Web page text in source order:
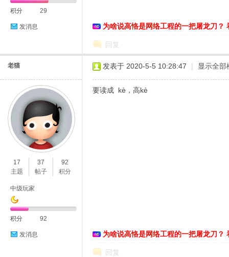
积分 29
发消息 为啥说高恪是网络工程的一把屠龙刀？
回复
老猫
17
主题
37
帖子
92
积分
中级玩家
积分 92
发消息
发表于 2020-5-5 10:28:47 | 显示全部
要读成 kè，高kè
为啥说高恪是网络工程的一把屠龙刀？
回复